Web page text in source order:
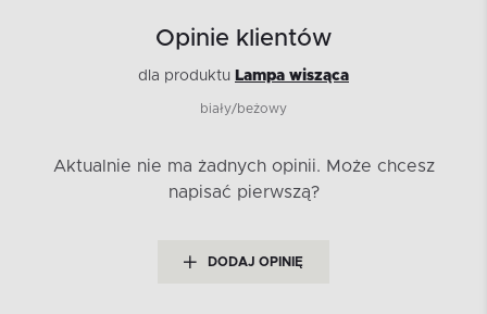
Opinie klientów
dla produktu Lampa wisząca
biały/beżowy
Aktualnie nie ma żadnych opinii. Może chcesz
napisać pierwszą?
DODAJ OPINIĘ